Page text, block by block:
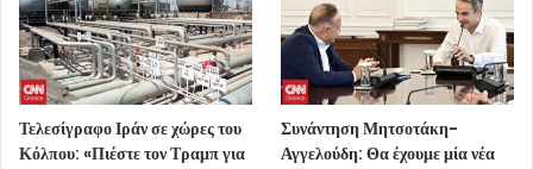
Τελεσίγραφο Ιράν σε χώρες του
Κόλπου: «Πιέστε τον Τραμπ για
Συνάντηση Μητσοτάκη-
Αγγελούδη: Θα έχουμε μία νέα